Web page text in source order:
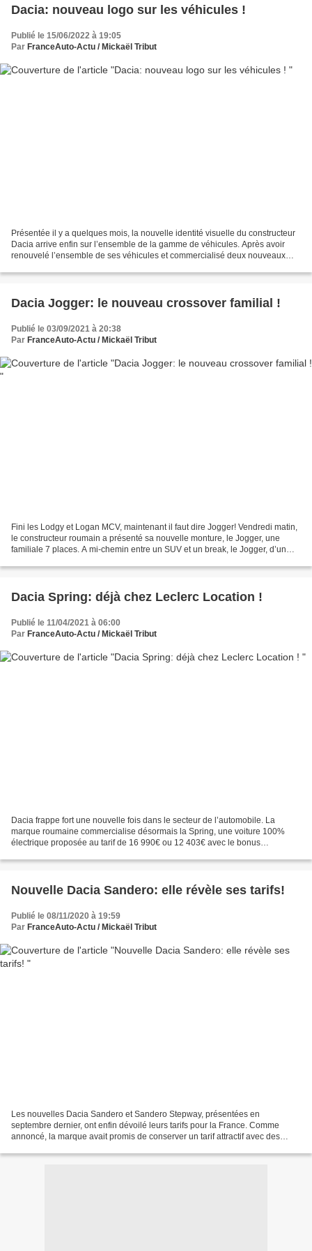
Dacia: nouveau logo sur les véhicules !
Publié le 15/06/2022 à 19:05
Par FranceAuto-Actu / Mickaël Tribut
Présentée il y a quelques mois, la nouvelle identité visuelle du constructeur
Dacia arrive enfin sur l’ensemble de la gamme de véhicules. Après avoir
renouvelé l’ensemble de ses véhicules et commercialisé deux nouveaux
Dacia Jogger: le nouveau crossover familial !
Publié le 03/09/2021 à 20:38
Par FranceAuto-Actu / Mickaël Tribut
Fini les Lodgy et Logan MCV, maintenant il faut dire Jogger! Vendredi matin,
le constructeur roumain a présenté sa nouvelle monture, le Jogger, une
familiale 7 places. A mi-chemin entre un SUV et un break, le Jogger, d’un
Dacia Spring: déjà chez Leclerc Location !
Publié le 11/04/2021 à 06:00
Par FranceAuto-Actu / Mickaël Tribut
Dacia frappe fort une nouvelle fois dans le secteur de l’automobile. La
marque roumaine commercialise désormais la Spring, une voiture 100%
électrique proposée au tarif de 16 990€ ou 12 403€ avec le bonus
Nouvelle Dacia Sandero: elle révèle ses tarifs!
Publié le 08/11/2020 à 19:59
Par FranceAuto-Actu / Mickaël Tribut
Les nouvelles Dacia Sandero et Sandero Stepway, présentées en
septembre dernier, ont enfin dévoilé leurs tarifs pour la France. Comme
annoncé, la marque avait promis de conserver un tarif attractif avec des